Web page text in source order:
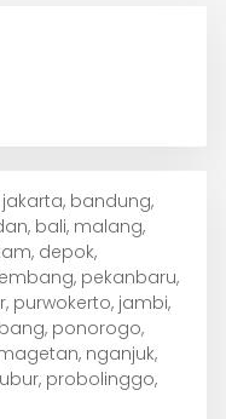
bandung,
bali, malang,
depok,
pekanbaru,
purwokerto, jambi,
ponorogo,
nganjuk,
probolinggo,